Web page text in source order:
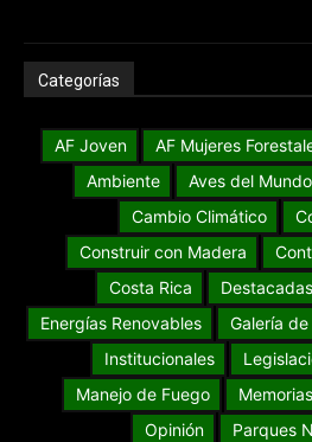
Categorías
AF Joven AF Mujeres
Ambiente
Aves del Mundo
Cambio Climático
Construir con Madera
Costa Rica
Destacadas
Energías Renovables
Galería
Institucionales
Manejo de Fuego
Opinión
Parques